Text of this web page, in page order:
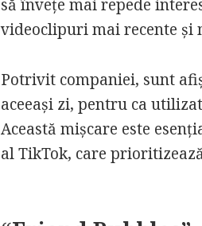
să învețe mai repede
videoclipuri mai recente
Potrivit companiei, sunt
aceeași zi, pentru ca
Această mișcare este
al TikTok, care